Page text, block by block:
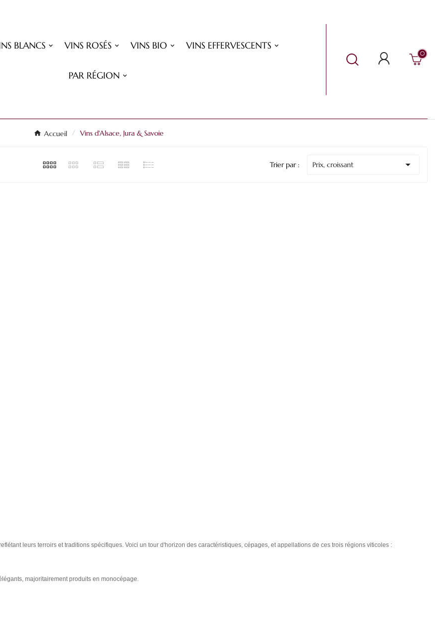
BLANCS VINS ROSÉS VINS BIO VINS EFFERVESCENTS
PAR RÉGION
0
Accueil Vins d'Alsace, Jura & Savoie
Trier par : Prix, croissant 
leurs terroirs et traditions spécifiques. Voici un tour d'horizon des caractéristiques, cépages, et appellations de ces trois régions viticoles :
majoritairement produits en monocépage.